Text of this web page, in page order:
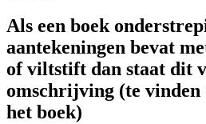
Als een boek
aantekeningen bevat
of viltstift dan staat dit
omschrijving (te
het boek)